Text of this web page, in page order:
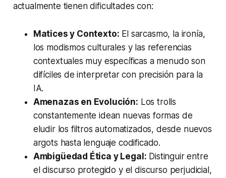
actualmente tienen dificultades con:
Matices y Contexto: El sarcasmo, la ironía,
los modismos culturales y las referencias
contextuales muy específicas a menudo son
difíciles de interpretar con precisión para la
IA.
Amenazas en Evolución: Los trolls
constantemente idean nuevas formas de
eludir los filtros automatizados, desde nuevos
argots hasta lenguaje codificado.
Ambigüedad Ética y Legal: Distinguir entre
el discurso protegido y el discurso perjudicial,